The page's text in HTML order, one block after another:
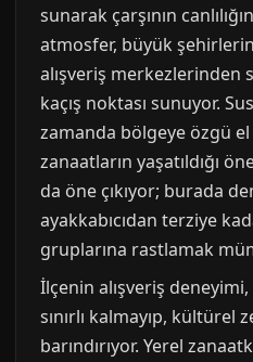
sunarak çarşının
atmosfer, büyük
alışveriş merkezlerinden
kaçış noktası sunuyor.
zamanda bölgeye özgü el
zanaatların yaşatıldığı
da öne çıkıyor; burada
ayakkabıcıdan terziye
gruplarına rastlamak
İlçenin alışveriş
sınırlı kalmayıp, kültürel
barındırıyor. Yerel